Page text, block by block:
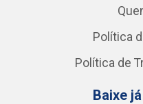
Política
Política de
Baixe